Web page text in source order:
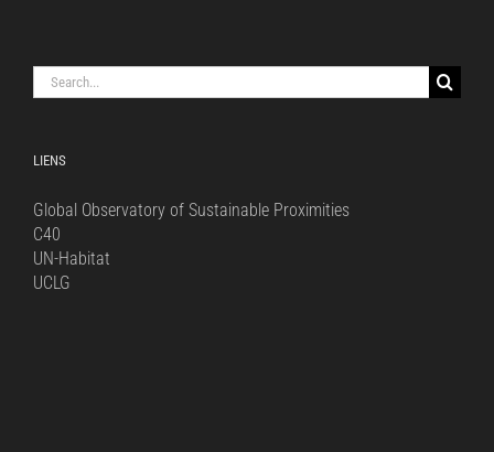
Search
for:
LIENS
Global Observatory of Sustainable Proximities
C40
UN-Habitat
UCLG